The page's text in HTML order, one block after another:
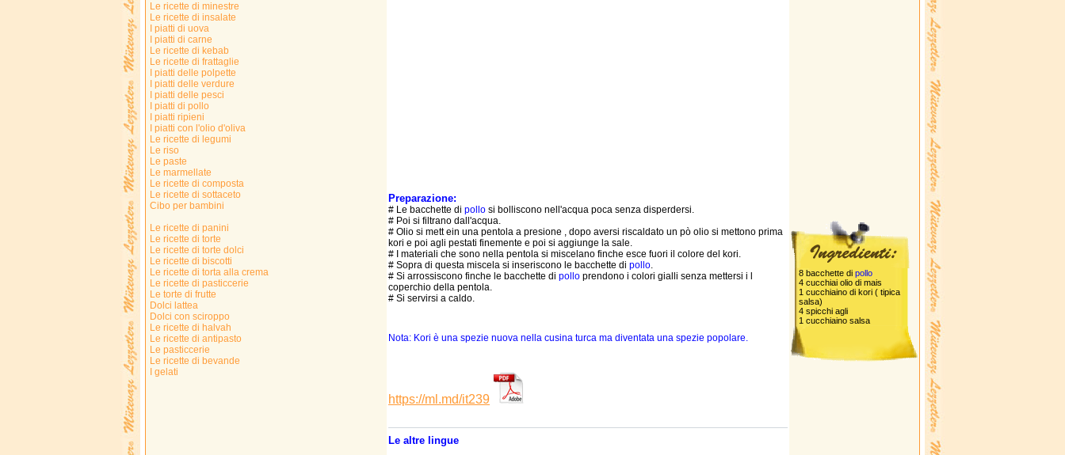
Le ricette di minestre
Le ricette di insalate
I piatti di uova
I piatti di carne
Le ricette di kebab
Le ricette di frattaglie
I piatti delle polpette
I piatti delle verdure
I piatti delle pesci
I piatti di pollo
I piatti ripieni
I piatti con l'olio d'oliva
Le ricette di legumi
Le riso
Le paste
Le marmellate
Le ricette di composta
Le ricette di sottaceto
Cibo per bambini
Le ricette di panini
Le ricette di torte
Le ricette di torte dolci
Le ricette di biscotti
Le ricette di torta alla crema
Le ricette di pasticcerie
Le torte di frutte
Dolci lattea
Dolci con sciroppo
Le ricette di halvah
Le ricette di antipasto
Le pasticcerie
Le ricette di bevande
I gelati
Preparazione:
# Le bacchette di pollo si bolliscono nell'acqua poca senza disperdersi.
# Poi si filtrano dall'acqua.
# Olio si mett ein una pentola a presione , dopo aversi riscaldato un pò olio si mettono prima
kori e poi agli pestati finemente e poi si aggiunge la sale.
# I materiali che sono nella pentola si miscelano finche esce fuori il colore del kori.
# Sopra di questa miscela si inseriscono le bacchette di pollo.
# Si arrossiscono finche le bacchette di pollo prendono i colori gialli senza mettersi i l
coperchio della pentola.
# Si servirsi a caldo.
Nota: Kori è una spezie nuova nella cusina turca ma diventata una spezie popolare.
https://ml.md/it239
Le altre lingue
8 bacchette di pollo
4 cucchiai olio di mais
1 cucchiaino di kori ( tipica
salsa)
4 spicchi agli
1 cucchiaino salsa